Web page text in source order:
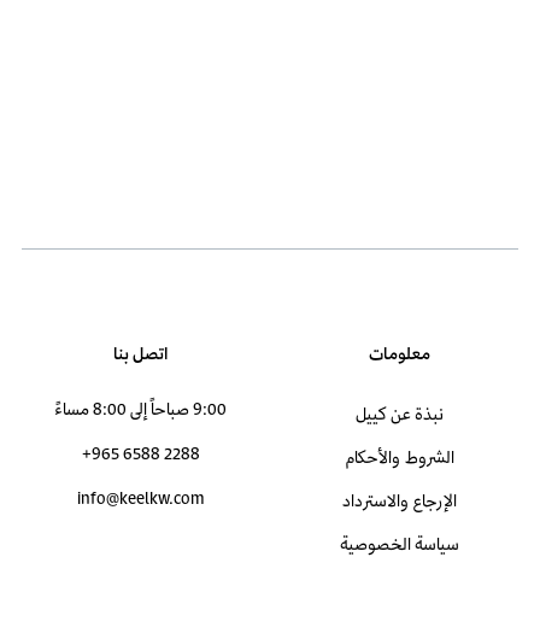
معلومات
نبذة عن كييل
الشروط والأحكام
الإرجاع والاسترداد
سياسة الخصوصية
اتصل بنا
9:00 صباحاً إلى 8:00 مساءً
+965 6588 2288
info@keelkw.com